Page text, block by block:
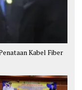
Kabel Fiber